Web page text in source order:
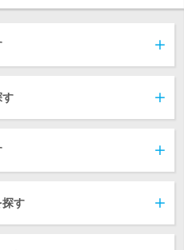
す
探す